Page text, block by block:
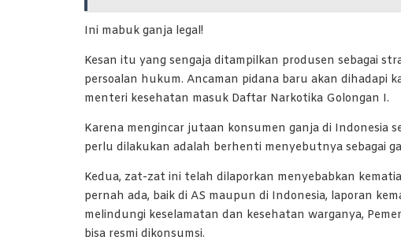
Ini mabuk ganja legal!
Kesan itu yang sengaja ditampilkan produsen sebagai
persoalan hukum. Ancaman pidana baru akan
menteri kesehatan masuk Daftar Narkotika Golongan I.
Karena mengincar jutaan konsumen ganja di Indonesia
perlu dilakukan adalah berhenti menyebutnya sebagai
Kedua, zat-zat ini telah dilaporkan menyebabkan
pernah ada, baik di AS maupun di Indonesia, laporan
melindungi keselamatan dan kesehatan warganya,
bisa resmi dikonsumsi.